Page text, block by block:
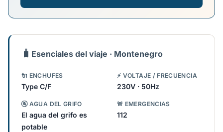
🧳 Esenciales del viaje · Montenegro
🔌 ENCHUFES
Type C/F
⚡ VOLTAJE / FRECUENCIA
230V · 50Hz
🚰 AGUA DEL GRIFO
El agua del grifo es
potable
🚨 EMERGENCIAS
112